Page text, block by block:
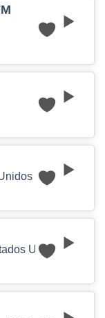
Unidos